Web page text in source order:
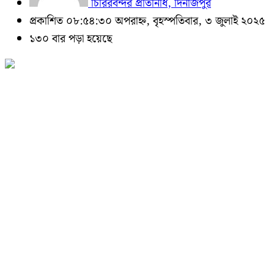
প্রকাশিত ০৮:৫৪:৩০ অপরাহ্ন, বৃহস্পতিবার, ৩ জুলাই ২০২৫
১৩০ বার পড়া হয়েছে